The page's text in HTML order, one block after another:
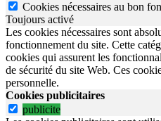
Cookies nécessaires au bon
Toujours activé
Les cookies nécessaires sont
fonctionnement du site. Cette
cookies qui assurent les
de sécurité du site Web. Ces
personnelle.
Cookies publicitaires
publicite